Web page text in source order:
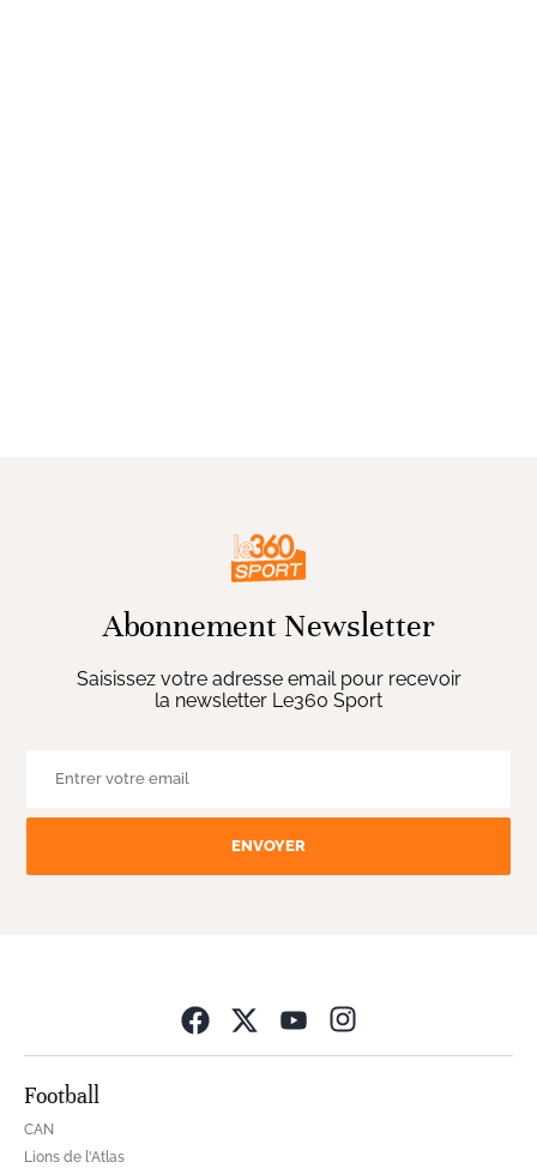
Abonnement Newsletter
Saisissez votre adresse email pour recevoir
la newsletter Le360 Sport
ENVOYER
Football
CAN
Lions de l'Atlas